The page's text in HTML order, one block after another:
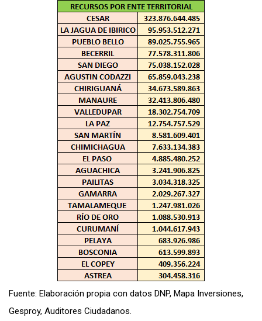
Fuente: Elaboración propia con datos DNP, Mapa Inversiones,
Gesproy, Auditores Ciudadanos.